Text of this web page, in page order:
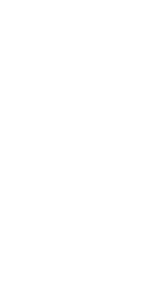
zurzeit nicht verfügbar.)
zurzeit nicht verfügbar.)